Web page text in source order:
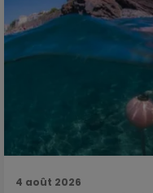
4 août 2026